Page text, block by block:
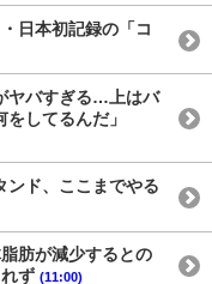
日本初記録の「コ
ヤバすぎる…上はバ
してるんだ」
ンド、ここまでやる
肪が減少するとの
ず (11:00)